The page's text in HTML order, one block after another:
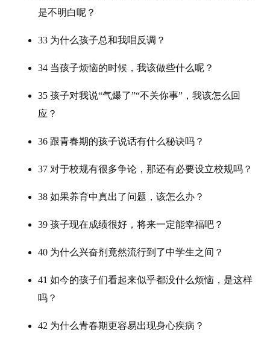
是不明白呢？
33 为什么孩子总和我唱反调？
34 当孩子烦恼的时候，我该做些什么呢？
35 孩子对我说“气爆了”“不关你事”，我该怎么回
应？
36 跟青春期的孩子说话有什么秘诀吗？
37 对于校规有很多争论，那还有必要设立校规吗？
38 如果养育中真出了问题，该怎么办？
39 孩子现在成绩很好，将来一定能幸福吧？
40 为什么兴奋剂竟然流行到了中学生之间？
41 如今的孩子们看起来似乎都没什么烦恼，是这样
吗？
42 为什么青春期更容易出现身心疾病？